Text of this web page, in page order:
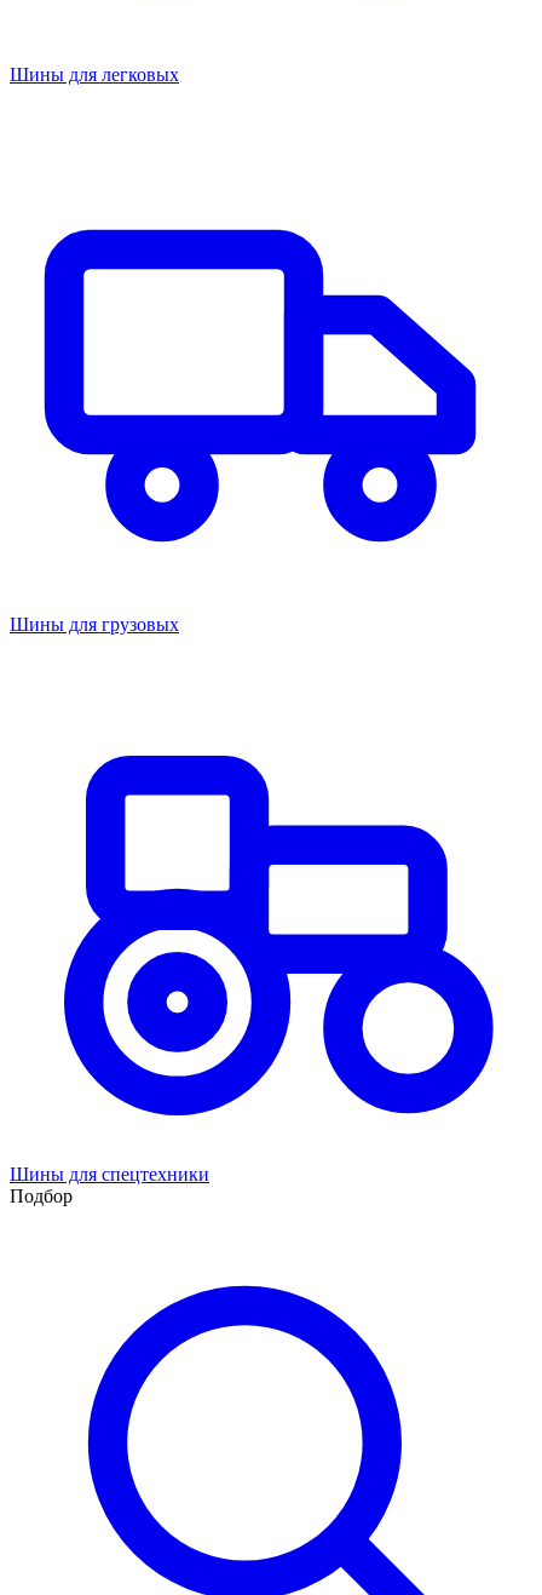
Шины для легковых
Шины для грузовых
Шины для спецтехники
Подбор